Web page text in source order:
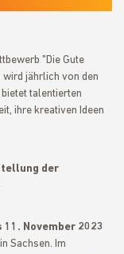
"Die Gute
wird jährlich von den
talentierten
ihre kreativen Ideen
der
11. November 2023
Sachsen. Im